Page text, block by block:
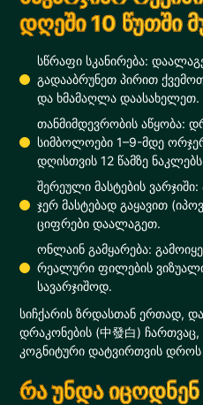
დღეში 10 წუთში
სწრაფი სკანირება:
გადააბრუნეთ პირით
და ხმამაღლა დაასახელეთ.
თანმიმდევრობის აწყობა:
სიმბოლოები 1–9-მდე
დღისთვის 12 წამზე
შერეული მასტების
ჯერ მასტებად გაყავით
ციფრები დაალაგეთ.
ონლაინ გამყარება:
რეალური ფილების
სავარჯიშოდ.
სიჩქარის ზრდასთან ერთად,
დრაკონების (中發白)
კოგნიტური დატვირთვის
რა უნდა იცოდნენ